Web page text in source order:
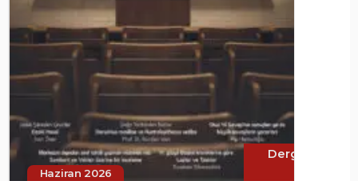
Haziran 2026
Dergi